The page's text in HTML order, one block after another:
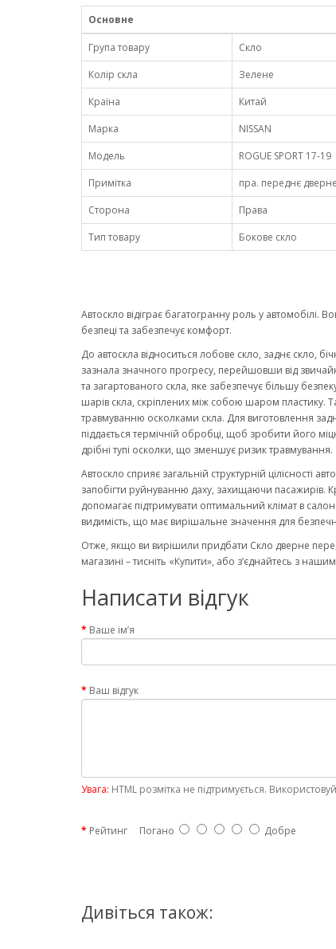
Основне
Група товару
Скло
Колір скла
Зелене
Країна
Китай
Марка
NISSAN
Модель
ROGUE SPORT 17-19
Примітка
пра. переднє
Сторона
Права
Тип товару
Бокове скло
Автоскло відіграє багатогранну роль у автомобілі.
безпеці та забезпечує комфорт.
До автоскла відноситься лобове скло, заднє скло,
зазнала значного прогресу, перейшовши від
та загартованого скла, яке забезпечує більшу
шарів скла, скріплених між собою шаром пластику.
травмуванню осколками скла. Для виготовлення
піддається термічній обробці, щоб зробити його
дрібні тупі осколки, що зменшує ризик травмування.
Автоскло сприяє загальній структурній цілісності
запобігти руйнуванню даху, захищаючи пасажирів.
допомагає підтримувати оптимальний клімат в
видимість, що має вирішальне значення для
Отже, якщо ви вирішили придбати Скло дверне
магазині – тисніть «Купити», або з’єднайтесь з
Написати відгук
Ваше ім’я
Ваш відгук
Увага: HTML розмітка не підтримується.
Рейтинг Погано Добре
Дивіться також: